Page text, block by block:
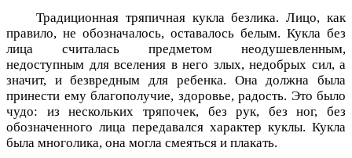
Традиционная тряпичная кукла безлика. Лицо, как
правило, не обозначалось, оставалось белым. Кукла без
лица считалась предметом неодушевленным,
недоступным для вселения в него злых, недобрых сил, а
значит, и безвредным для ребенка. Она должна была
принести ему благополучие, здоровье, радость. Это было
чудо: из нескольких тряпочек, без рук, без ног, без
обозначенного лица передавался характер куклы. Кукла
была многолика, она могла смеяться и плакать.